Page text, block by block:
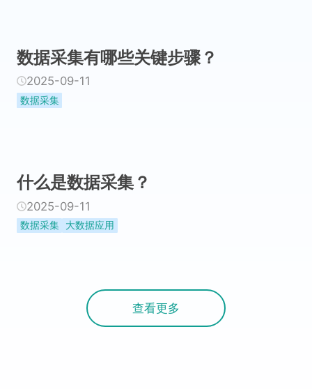
数据采集有哪些关键步骤？
2025-09-11
数据采集
什么是数据采集？
2025-09-11
数据采集 大数据应用
查看更多